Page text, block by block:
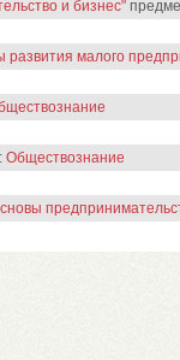
и бизнес"
малого
Обществознание